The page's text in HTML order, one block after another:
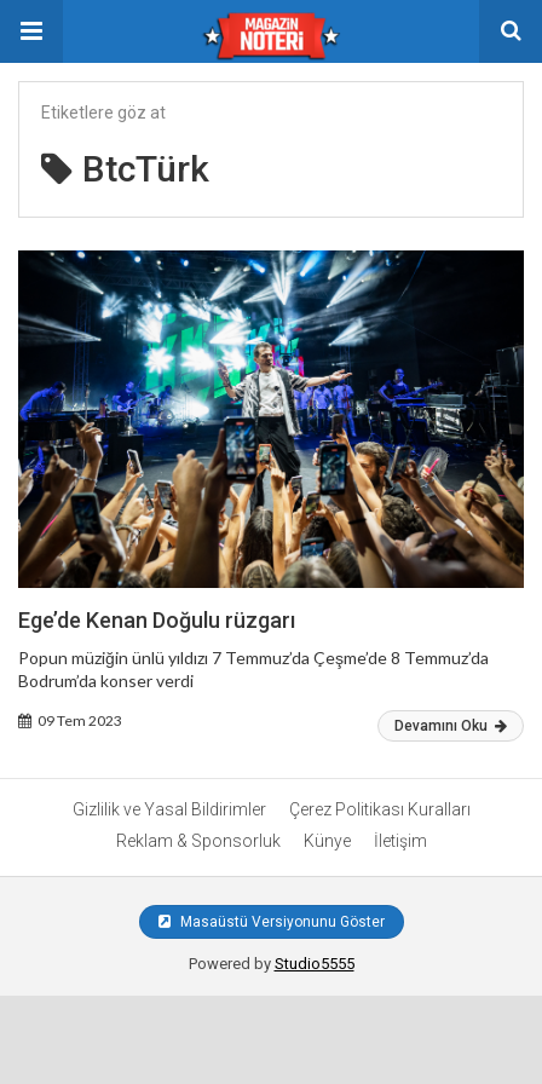
Etiketlere göz at
BtcTürk
Ege’de Kenan Doğulu rüzgarı
Popun müziğin ünlü yıldızı 7 Temmuz’da Çeşme’de 8 Temmuz’da
Bodrum’da konser verdi
09 Tem 2023 Devamını Oku
Gizlilik ve Yasal Bildirimler
Çerez Politikası Kuralları
Reklam & Sponsorluk
Künye İletişim
Masaüstü Versiyonunu Göster
Powered by Studio5555